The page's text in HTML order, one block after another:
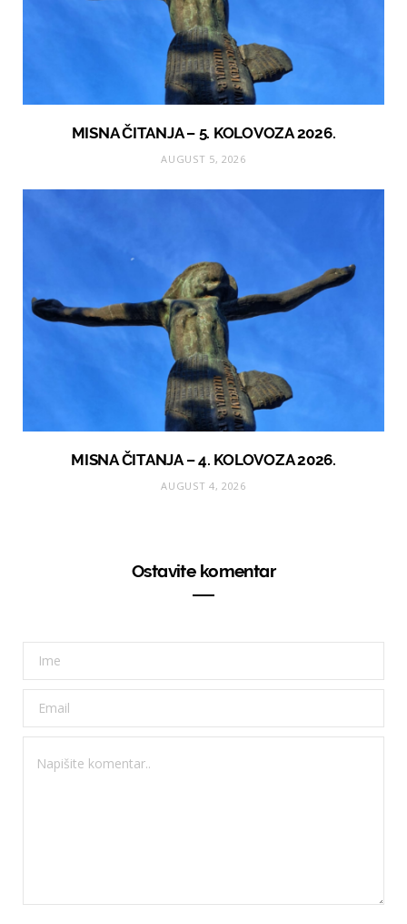
MISNA ČITANJA – 5. KOLOVOZA 2026.
AUGUST 5, 2026
MISNA ČITANJA – 4. KOLOVOZA 2026.
AUGUST 4, 2026
Ostavite komentar